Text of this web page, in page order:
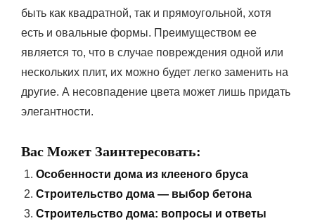
быть как квадратной, так и прямоугольной, хотя
есть и овальные формы. Преимуществом ее
является то, что в случае повреждения одной или
нескольких плит, их можно будет легко заменить на
другие. А несовпадение цвета может лишь придать
элегантности.
Вас Может Заинтересовать:
Особенности дома из клееного бруса
Строительство дома — выбор бетона
Строительство дома: вопросы и ответы